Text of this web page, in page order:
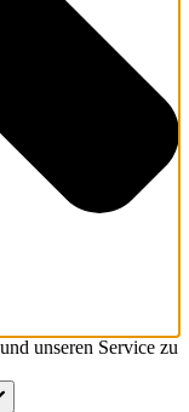
unseren Service zu